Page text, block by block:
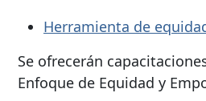
Herramienta de
Se ofrecerán
Enfoque de Equidad y